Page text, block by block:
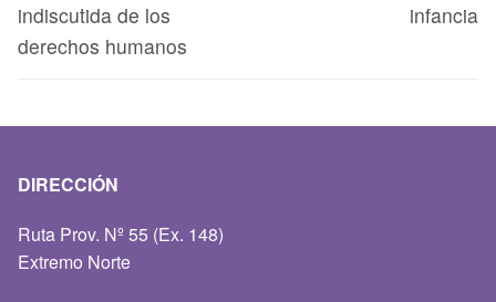
indiscutida de los
derechos humanos
infancia
DIRECCIÓN
Ruta Prov. Nº 55 (Ex. 148)
Extremo Norte